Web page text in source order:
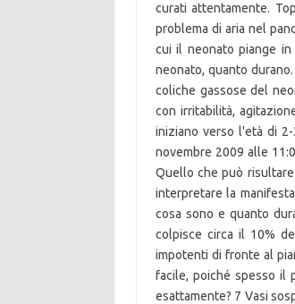
curati attentamente.
problema di aria nel
cui il neonato piange
neonato, quanto
coliche gassose del
con irritabilità,
iniziano verso l'età di
novembre 2009 alle
Quello che può
interpretare la
cosa sono e quanto
colpisce circa il 10%
impotenti di fronte al
facile, poiché spesso il
esattamente? 7 Vasi